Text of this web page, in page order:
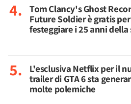
Tom Clancy's Ghost
Future Soldier è gratis per
festeggiare i 25 anni della
L'esclusiva Netflix per il
trailer di GTA 6 sta
molte polemiche